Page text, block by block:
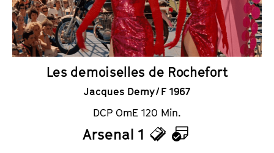
s
e
r
Les demoiselles de Rochefort
Jacques Demy / F 1967
DCP OmE 120 Min.
Arsenal 1
T
K